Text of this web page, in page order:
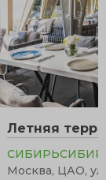
по стиль.
Летняя
Москва, ЦАО,